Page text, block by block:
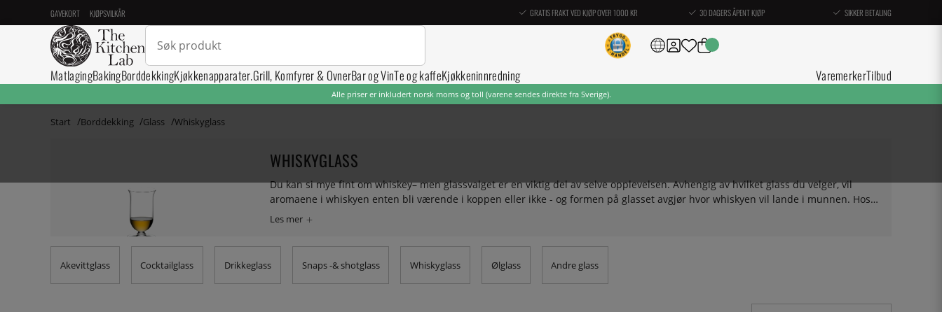
GAVEKORT KJØPSVILKÅR GRATIS FRAKT VED KJØP OVER 1000 KR 30 DAGERS ÅPENT KJØP SIKKER BETALING
MatlagingBakingBorddekkingKjøkkenapparater.Grill, Komfyrer & OvnerBar og VinTe og kaffeKjøkkeninnredning VaremerkerTilbud
Alle priser er inkludert norsk moms og toll (varene sendes direkte fra Sverige).
Start Borddekking Glass Whiskyglass
WHISKYGLASS
Du kan si mye fint om whiskey– men glassvalget er en viktig del av selve opplevelsen. Avhengig av hvilket glass du velger, vil
aromaene i whiskyen enten bli værende i koppen eller ikke - og formen på glasset avgjør hvor whiskyen vil lande i munnen. Hos
oss finner du flere whiskyglass fra kjente leverandører.
Akevittglass Cocktailglass Drikkeglass Snaps -& shotglass Whiskyglass Ølglass Andre glass